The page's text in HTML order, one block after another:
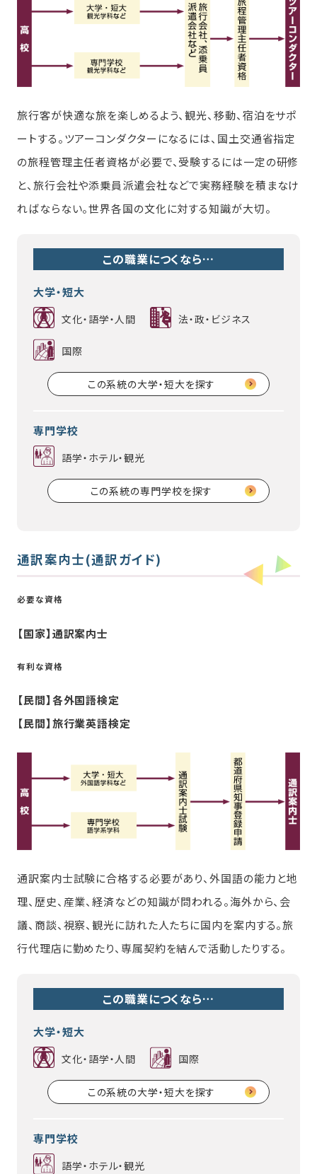
旅行客が快適な旅を楽しめるよう、観光、移動、宿泊をサポ
ートする。ツアーコンダクターになるには、国土交通省指定
の旅程管理主任者資格が必要で、受験するには一定の研修
と、旅行会社や添乗員派遣会社などで実務経験を積まなけ
ればならない。世界各国の文化に対する知識が大切。
この職業につくなら…
大学・短大
文化・語学・人間 法・政・ビジネス
国際
この系統の大学・短大を探す
専門学校
語学・ホテル・観光
この系統の専門学校を探す
通訳案内士(通訳ガイド)
必要な資格
【国家】通訳案内士
有利な資格
【民間】各外国語検定
【民間】旅行業英語検定
通訳案内士試験に合格する必要があり、外国語の能力と地
理、歴史、産業、経済などの知識が問われる。海外から、会
議、商談、視察、観光に訪れた人たちに国内を案内する。旅
行代理店に勤めたり、専属契約を結んで活動したりする。
この職業につくなら…
大学・短大
文化・語学・人間 国際
この系統の大学・短大を探す
専門学校
語学・ホテル・観光